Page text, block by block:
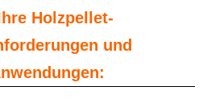
Holzpellet-
und